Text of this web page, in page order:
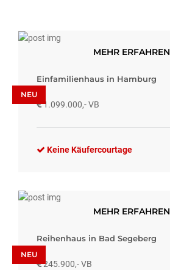
MEHR ERFAHREN
Einfamilienhaus in Hamburg
1.099.000,- VB
Keine Käufercourtage
NEU
MEHR ERFAHREN
Reihenhaus in Bad Segeberg
245.900,- VB
NEU